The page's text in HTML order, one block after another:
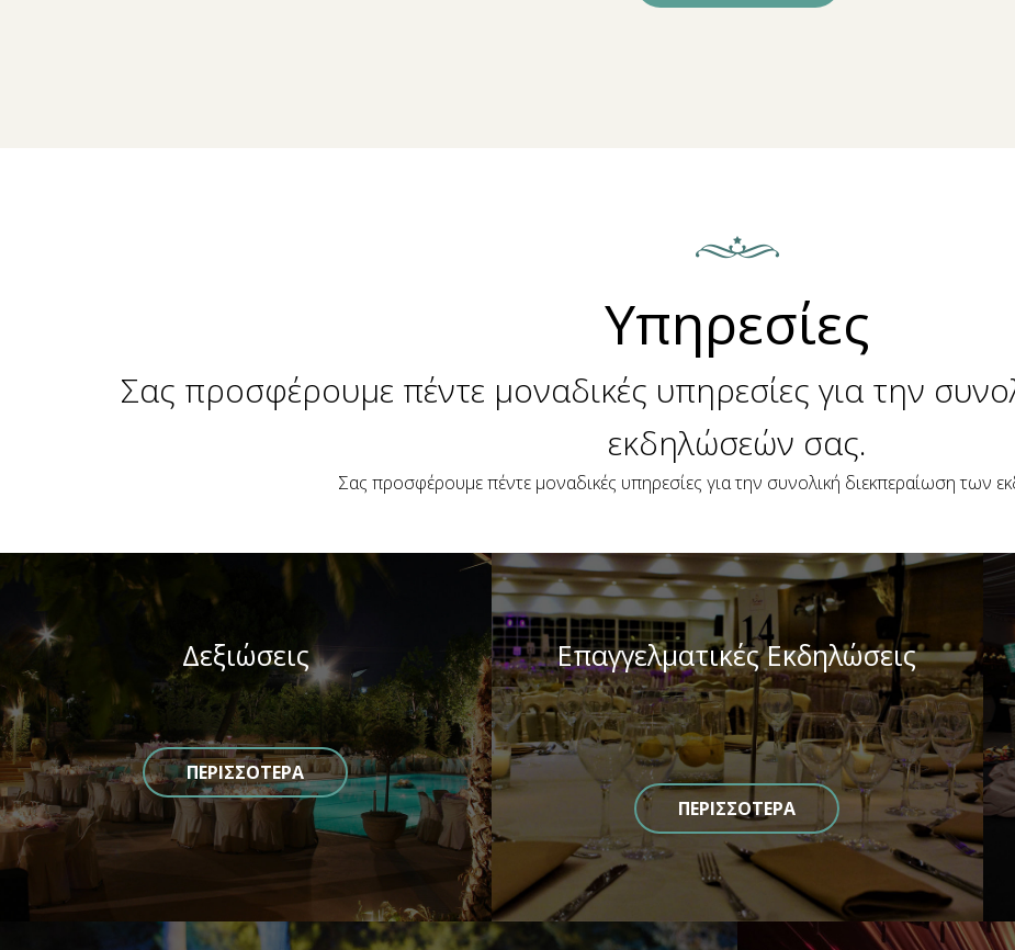
Υπηρεσίες
Σας προσφέρουμε πέντε μοναδικές υπηρεσίες για την
εκδηλώσεών σας.
Σας προσφέρουμε πέντε μοναδικές υπηρεσίες για την συνολική διεκπεραίωση των
Δεξιώσεις
ΠΕΡΙΣΣΟΤΕΡΑ
Επαγγελματικές Eκδηλώσεις
ΠΕΡΙΣΣΟΤΕΡΑ